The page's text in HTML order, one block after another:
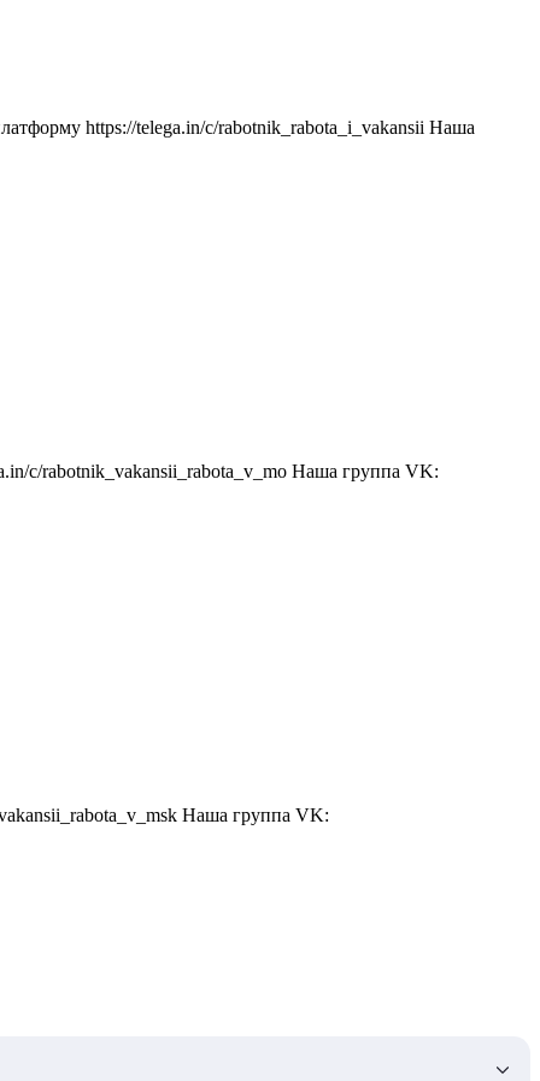
https://telega.in/c/rabotnik_rabota_i_vakansii Наша
c/rabotnik_vakansii_rabota_v_mo Наша группа VK:
Наша группа VK: